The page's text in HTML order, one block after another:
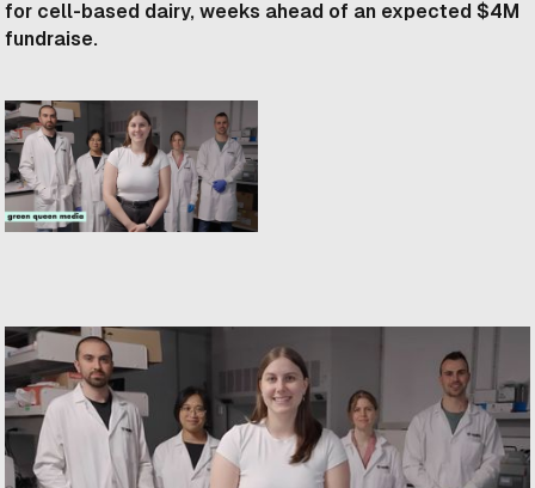
for cell-based dairy, weeks ahead of an expected $4M
fundraise.